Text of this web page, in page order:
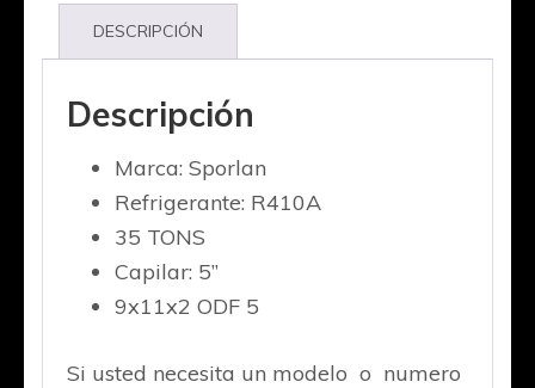
DESCRIPCIÓN
Descripción
Marca: Sporlan
Refrigerante: R410A
35 TONS
Capilar: 5’’
9x11x2 ODF 5
Si usted necesita un modelo o numero